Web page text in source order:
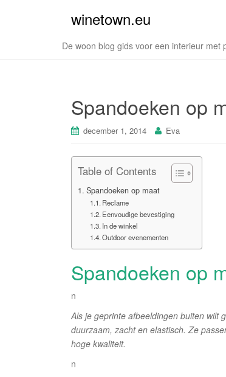
winetown.eu
De woon blog gids voor een interieur met
Spandoeken op
december 1, 2014 Eva
Table of Contents
Spandoeken op maat
Reclame
Eenvoudige bevestiging
In de winkel
Outdoor evenementen
Spandoeken op
n
Als je geprinte afbeeldingen buiten wilt
duurzaam, zacht en elastisch. Ze
hoge kwaliteit.
n